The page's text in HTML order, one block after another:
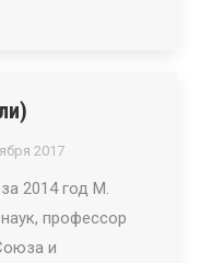
2017
2014 год М.
профессор
и